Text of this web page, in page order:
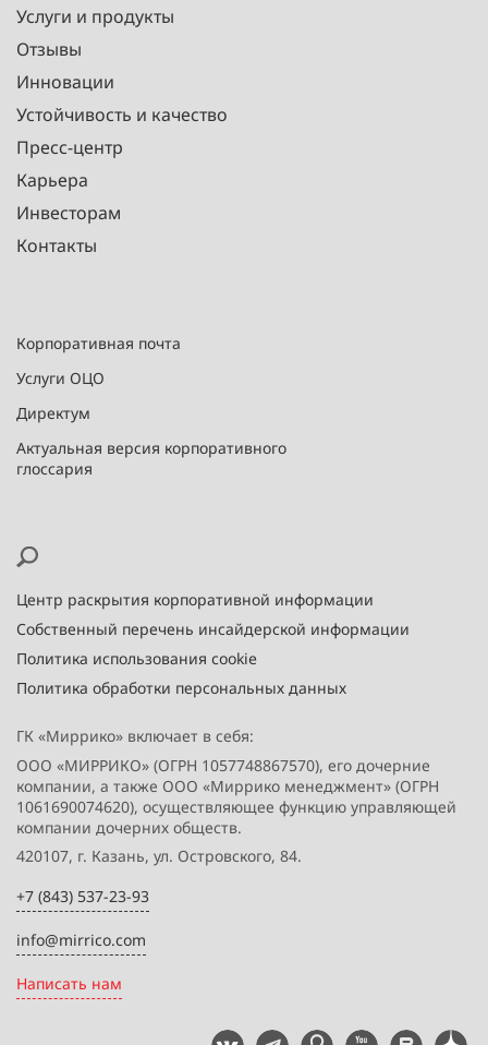
Услуги и продукты
Отзывы
Инновации
Устойчивость и качество
Пресс-центр
Карьера
Инвесторам
Контакты
Корпоративная почта
Услуги ОЦО
Директум
Актуальная версия корпоративного
глоссария
Центр раскрытия корпоративной информации
Собственный перечень инсайдерской информации
Политика использования cookie
Политика обработки персональных данных
ГК «Миррико» включает в себя:
ООО «МИРРИКО» (ОГРН 1057748867570), его дочерние
компании, а также ООО «Миррико менеджмент» (ОГРН
1061690074620), осуществляющее функцию управляющей
компании дочерних обществ.
420107, г. Казань, ул. Островского, 84.
+7 (843) 537-23-93
info@mirrico.com
Написать нам